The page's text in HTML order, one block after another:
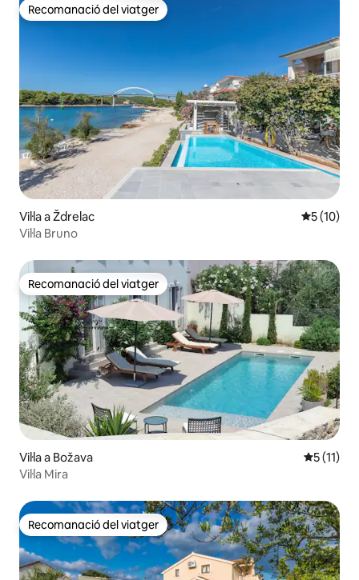
Recomanació del viatger
Recomanació del viatger
Vil·la a Ždrelac 5 de
5 (10)
Vil·la Bruno
Recomanació del viatger
Recomanació del viatger
Vil·la a Božava 5 de
5 (11)
Vil·la Mira
Recomanació del viatger
Recomanació del viatger